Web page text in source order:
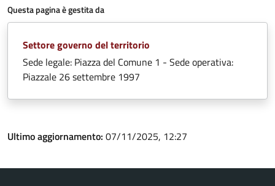
Questa pagina è gestita da
Settore governo del territorio
Sede legale: Piazza del Comune 1 - Sede operativa:
Piazzale 26 settembre 1997
Ultimo aggiornamento: 07/11/2025, 12:27